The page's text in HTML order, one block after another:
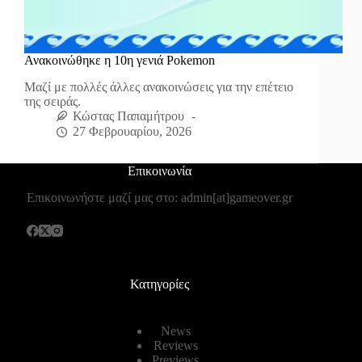
Ανακοινώθηκε η 10η γενιά Pokemon
Μαζί με πολλές άλλες ανακοινώσεις για την επέτειο
της σειράς.
Κώστας Παπαμήτρου
27 Φεβρουαρίου, 2026
Επικοινωνία
Επικοινωνήστε μαζί μας στο: admin[at]gameover.gr
Κατηγορίες
News
Reviews